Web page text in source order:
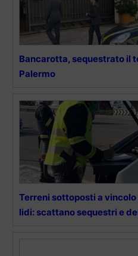
Bancarotta, sequestrato il
Palermo
Terreni sottoposti a
lidi: scattano sequestri e